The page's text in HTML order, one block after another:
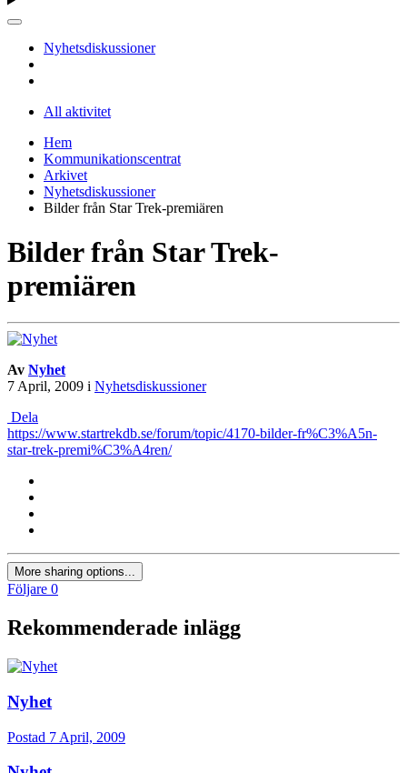
Nyhetsdiskussioner
All aktivitet
Hem
Kommunikationscentrat
Arkivet
Nyhetsdiskussioner
Bilder från Star Trek-premiären
Bilder från Star Trek-
premiären
Av Nyhet
7 April, 2009 i Nyhetsdiskussioner
Dela
https://www.startrekdb.se/forum/topic/4170-bilder-fr%C3%A5n-
star-trek-premi%C3%A4ren/
More sharing options...
Följare 0
Rekommenderade inlägg
Nyhet
Postad 7 April, 2009